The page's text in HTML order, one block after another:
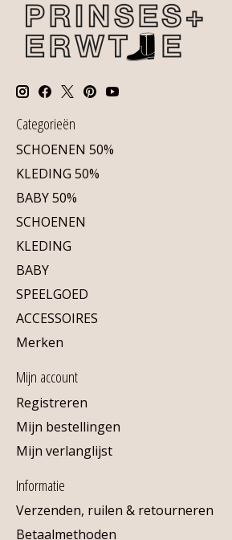
Categorieën
SCHOENEN 50%
KLEDING 50%
BABY 50%
SCHOENEN
KLEDING
BABY
SPEELGOED
ACCESSOIRES
Merken
Mijn account
Registreren
Mijn bestellingen
Mijn verlanglijst
Informatie
Verzenden, ruilen & retourneren
Betaalmethoden